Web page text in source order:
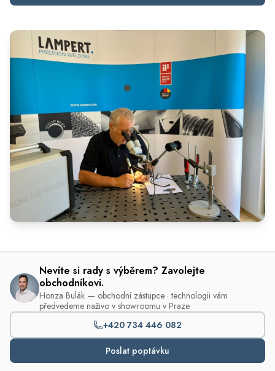
Nevíte si rady s výběrem? Zavolejte
obchodníkovi.
Honza Bulák — obchodní zástupce · technologii vám
předvedeme naživo v showroomu v Praze
+420 734 446 082
Poslat poptávku